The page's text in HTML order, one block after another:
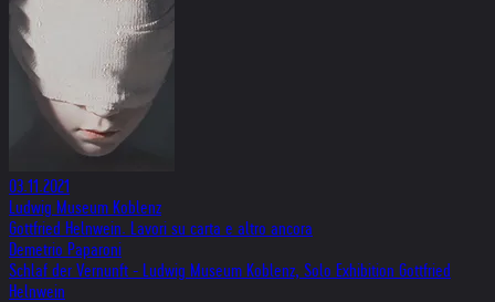
03.11.2021
Ludwig Museum Koblenz
Gottfried Helnwein. Lavori su carta e altro ancora
Demetrio Paparoni
Schlaf der Vernunft - Ludwig Museum Koblenz, Solo Exhibition Gottfried
Helnwein